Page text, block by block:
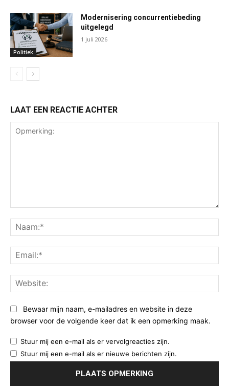
Politiek
Modernisering concurrentiebeding
uitgelegd
1 juli 2026
LAAT EEN REACTIE ACHTER
Bewaar mijn naam, e-mailadres en website in deze
browser voor de volgende keer dat ik een opmerking maak.
Stuur mij een e-mail als er vervolgreacties zijn.
Stuur mij een e-mail als er nieuwe berichten zijn.